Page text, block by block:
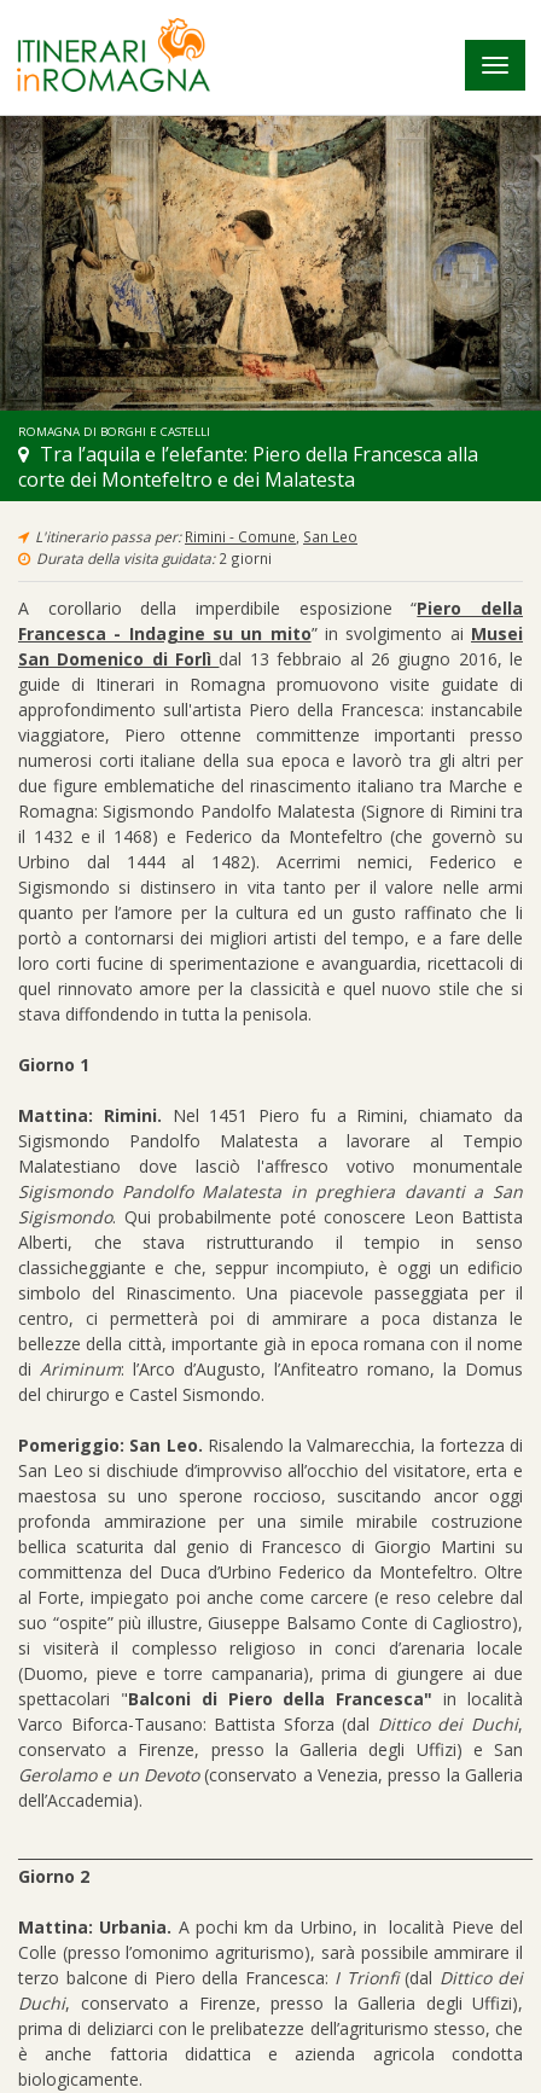
ROMAGNA DI BORGHI E CASTELLI
Tra l’aquila e l’elefante: Piero della Francesca alla
corte dei Montefeltro e dei Malatesta
L'itinerario passa per:Rimini - Comune, San Leo
Durata della visita guidata:2 giorni
A corollario della imperdibile esposizione “Piero della
Francesca - Indagine su un mito” in svolgimento ai Musei
San Domenico di Forlì dal 13 febbraio al 26 giugno 2016, le
guide di Itinerari in Romagna promuovono visite guidate di
approfondimento sull'artista Piero della Francesca: instancabile
viaggiatore, Piero ottenne committenze importanti presso
numerosi corti italiane della sua epoca e lavorò tra gli altri per
due figure emblematiche del rinascimento italiano tra Marche e
Romagna: Sigismondo Pandolfo Malatesta (Signore di Rimini tra
il 1432 e il 1468) e Federico da Montefeltro (che governò su
Urbino dal 1444 al 1482). Acerrimi nemici, Federico e
Sigismondo si distinsero in vita tanto per il valore nelle armi
quanto per l’amore per la cultura ed un gusto raffinato che li
portò a contornarsi dei migliori artisti del tempo, e a fare delle
loro corti fucine di sperimentazione e avanguardia, ricettacoli di
quel rinnovato amore per la classicità e quel nuovo stile che si
stava diffondendo in tutta la penisola.
Giorno 1
Mattina: Rimini. Nel 1451 Piero fu a Rimini, chiamato da
Sigismondo Pandolfo Malatesta a lavorare al Tempio
Malatestiano dove lasciò l'affresco votivo monumentale
Sigismondo Pandolfo Malatesta in preghiera davanti a San
Sigismondo. Qui probabilmente poté conoscere Leon Battista
Alberti, che stava ristrutturando il tempio in senso
classicheggiante e che, seppur incompiuto, è oggi un edificio
simbolo del Rinascimento. Una piacevole passeggiata per il
centro, ci permetterà poi di ammirare a poca distanza le
bellezze della città, importante già in epoca romana con il nome
di Ariminum: l’Arco d’Augusto, l’Anfiteatro romano, la Domus
del chirurgo e Castel Sismondo.
Pomeriggio: San Leo. Risalendo la Valmarecchia, la fortezza di
San Leo si dischiude d’improvviso all’occhio del visitatore, erta e
maestosa su uno sperone roccioso, suscitando ancor oggi
profonda ammirazione per una simile mirabile costruzione
bellica scaturita dal genio di Francesco di Giorgio Martini su
committenza del Duca d’Urbino Federico da Montefeltro. Oltre
al Forte, impiegato poi anche come carcere (e reso celebre dal
suo “ospite” più illustre, Giuseppe Balsamo Conte di Cagliostro),
si visiterà il complesso religioso in conci d’arenaria locale
(Duomo, pieve e torre campanaria), prima di giungere ai due
spettacolari "Balconi di Piero della Francesca" in località
Varco Biforca-Tausano: Battista Sforza (dal Dittico dei Duchi,
conservato a Firenze, presso la Galleria degli Uffizi) e San
Gerolamo e un Devoto(conservato a Venezia, presso la Galleria
dell’Accademia).
Giorno 2
Mattina: Urbania. A pochi km da Urbino, in località Pieve del
Colle (presso l’omonimo agriturismo), sarà possibile ammirare il
terzo balcone di Piero della Francesca: I Trionfi(dal Dittico dei
Duchi, conservato a Firenze, presso la Galleria degli Uffizi),
prima di deliziarci con le prelibatezze dell’agriturismo stesso, che
è anche fattoria didattica e azienda agricola condotta
biologicamente.